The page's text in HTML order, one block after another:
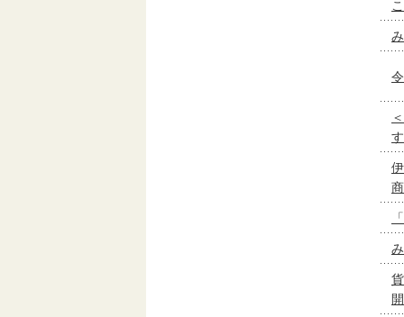
す